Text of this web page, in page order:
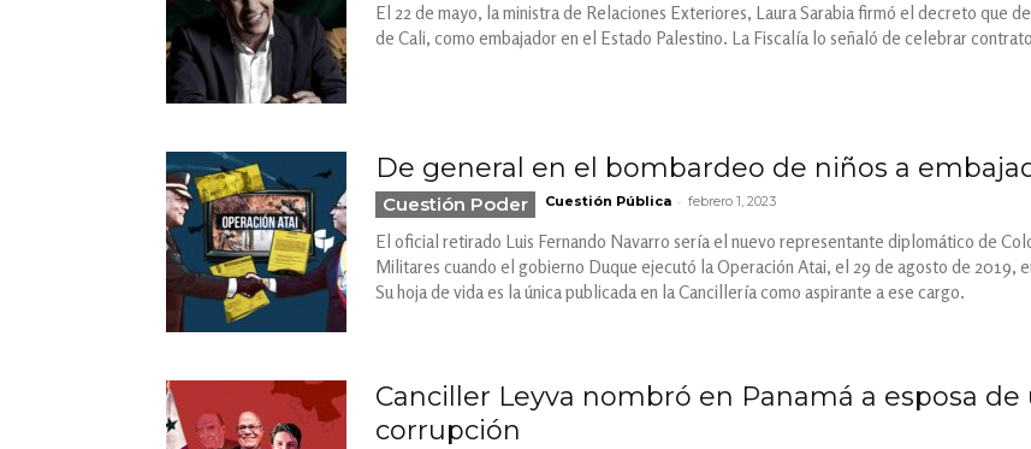
El 22 de mayo, la ministra de Relaciones Exteriores, Laura Sarabia firmó el decreto que
de Cali, como embajador en el Estado Palestino. La Fiscalía lo señaló de celebrar
De general en el bombardeo de niños a
Cuestión Poder Cuestión Pública - febrero 1, 2023
El oficial retirado Luis Fernando Navarro sería el nuevo representante diplomático de
Militares cuando el gobierno Duque ejecutó la Operación Atai, el 29 de agosto de 2019,
Su hoja de vida es la única publicada en la Cancillería como aspirante a ese cargo.
Canciller Leyva nombró en Panamá a esposa
corrupción